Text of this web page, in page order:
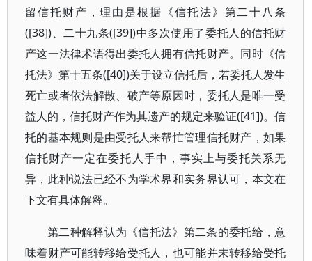
留信托财产，理由是根据《信托法》第二十八条
([38])、二十九条([39])中多次使用了委托人的信托财
产这一法律术语得出委托人拥有信托财产。同时《信
托法》第十五条([40])关于设立信托后，若委托人发生
死亡或者依法解散、破产等原因时，委托人是唯一受
益人的，信托财产作为其遗产的规定来验证([41])。信
托的基本规则是由受托人来帮忙管理信托财产，如果
信托财产一定在委托人手中，事实上与委托关系无
异，此种说法已经不为学术界和实务界认可，本文在
下文有具体解释。
第二种解释认为《信托法》第二条的委托给，意
味着财产可能转移给受托人，也可能并未转移给受托